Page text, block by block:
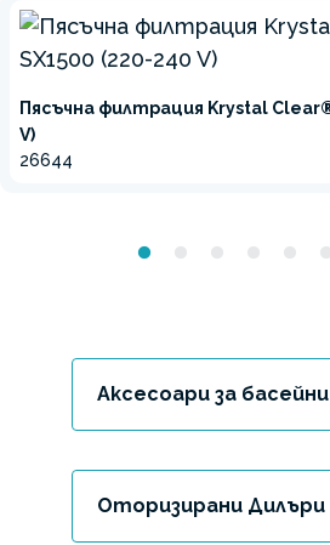
Пясъчна филтрация Krystal
V)
26644
Аксесоари за басейни
Оторизирани Дилъри